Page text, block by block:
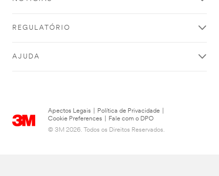
REGULATÓRIO
AJUDA
Apectos Legais Política de Privacidade
Cookie Preferences
Fale com o DPO
© 3M 2026. Todos os Direitos Reservados.